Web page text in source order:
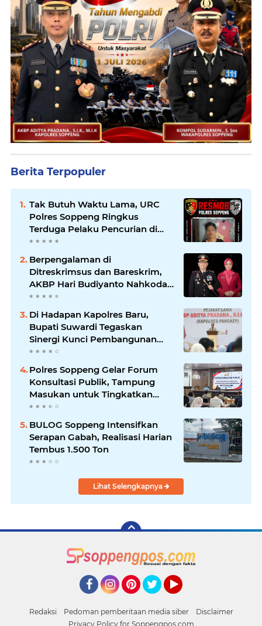
Berita Terpopuler
Tak Butuh Waktu Lama, URC
Polres Soppeng Ringkus
Terduga Pelaku Pencurian di
Liliriaja
Berpengalaman di
Ditreskrimsus dan Bareskrim,
AKBP Hari Budiyanto Nahkodai
Polres Soppeng
Di Hadapan Kapolres Baru,
Bupati Suwardi Tegaskan
Sinergi Kunci Pembangunan
Soppeng
Polres Soppeng Gelar Forum
Konsultasi Publik, Tampung
Masukan untuk Tingkatkan
Pelayanan
BULOG Soppeng Intensifkan
Serapan Gabah, Realisasi Harian
Tembus 1.500 Ton
Lihat Selengkapnya
Redaksi Pedoman pemberitaan media siber
Disclaimer
Privacy Policy for Soppengpos.com